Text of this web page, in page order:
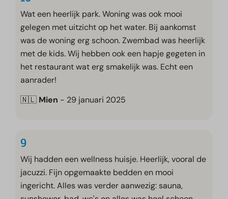
Wat een heerlijk park. Woning was ook mooi
gelegen met uitzicht op het water. Bij aankomst
was de woning erg schoon. Zwembad was heerlijk
met de kids. Wij hebben ook een hapje gegeten in
het restaurant wat erg smakelijk was. Echt een
aanrader!
🇳🇱 Mien - 29 januari 2025
9
Wij hadden een wellness huisje. Heerlijk, vooral de
jacuzzi. Fijn opgemaakte bedden en mooi
ingericht. Alles was verder aanwezig: sauna,